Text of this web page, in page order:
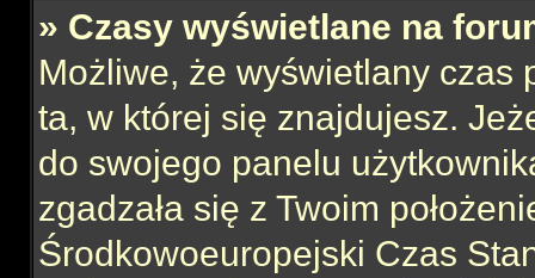
» Czasy wyświetlane na
Możliwe, że wyświetlany czas
ta, w której się znajdujesz.
do swojego panelu
zgadzała się z Twoim
Środkowoeuropejski Czas